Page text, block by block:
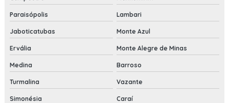
Paraisópolis Lambari
Jaboticatubas Monte Azul
Ervália Monte Alegre de Minas
Medina Barroso
Turmalina Vazante
Simonésia Caraí